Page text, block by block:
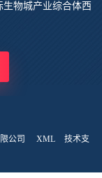
物城产业综合体西
公司 XML
技术支